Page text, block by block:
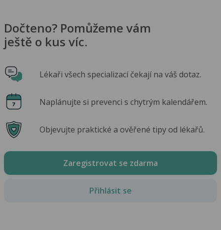
Dočteno? Pomůžeme vám
ještě o kus víc.
Lékaři všech specializací čekají na váš dotaz.
Naplánujte si prevenci s chytrým kalendářem.
Objevujte praktické a ověřené tipy od lékařů.
Zaregistrovat se zdarma
Přihlásit se